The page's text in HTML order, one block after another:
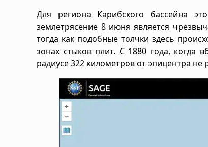
Для региона Карибского бассейна
землетрясение 8 июня является
тогда как подобные толчки здесь
зонах стыков плит. С 1880 года, когда
радиусе 322 километров от эпицентра не